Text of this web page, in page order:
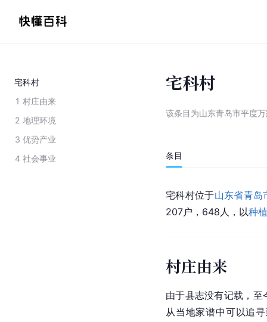
宅科村
1 村庄由来
2 地理环境
3 优势产业
4 社会事业
宅科村
该条目为山东青岛市平度
条目
宅科村位于山东省青岛
207户，648人，以种
村庄由来
由于县志没有记载，
从当地家谱中可以追